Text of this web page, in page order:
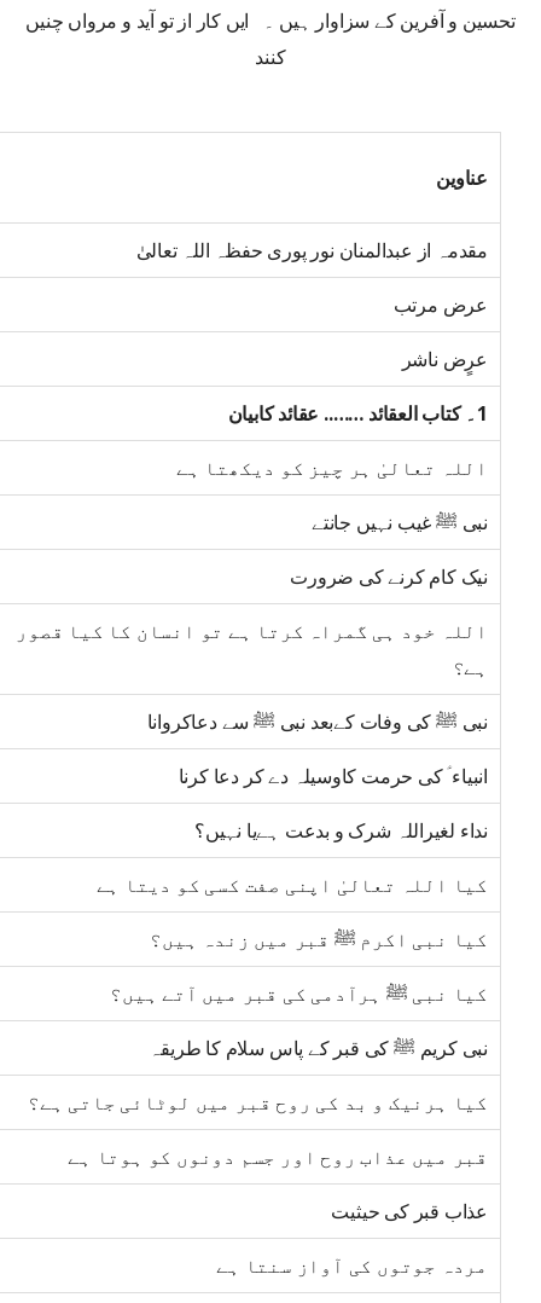
تحسین و آفرین کے سزاوار ہیں ۔ ایں کار از تو آید و مرواں چنیں
کنند
عناوین
مقدمہ از عبدالمنان نور پوری حفظہ اللہ تعالیٰ
عرض مرتب
عرٍض ناشر
1۔ کتاب العقائد …….. عقائد کابیان
اللہ تعالیٰ ہر چیز کو دیکھتا ہے
نبی ﷺ غیب نہیں جانتے
نیک کام کرنے کی ضرورت
اللہ خود ہی گمراہ کرتا ہے تو انسان کا کیا قصور
ہے؟
نبی ﷺ کی وفات کےبعد نبی ﷺ سے دعاکروانا
انبیاء ؑ کی حرمت کاوسیلہ دے کر دعا کرنا
نداء لغیراللہ شرک و بدعت ہےیا نہیں؟
کیا اللہ تعالیٰ اپنی صفت کسی کو دیتا ہے
کیا نبی اکرم ﷺ قبر میں زندہ ہیں؟
کیا نبی ﷺ ہرآدمی کی قبر میں آتے ہیں؟
نبی کریم ﷺ کی قبر کے پاس سلام کا طریقہ
کیا ہرنیک و بد کی روح قبر میں لوٹائی جاتی ہے؟
قبر میں عذاب روح اور جسم دونوں کو ہوتا ہے
عذاب قبر کی حیثیت
مردہ جوتوں کی آواز سنتا ہے